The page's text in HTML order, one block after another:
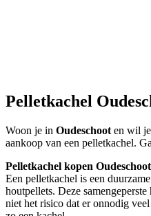
Pelletkachel
Woon je in Oudeschoot en wil
aankoop van een pelletkachel.
Pelletkachel kopen Oudeschoot
Een pelletkachel is een
houtpellets. Deze
niet het risico dat er onnodig